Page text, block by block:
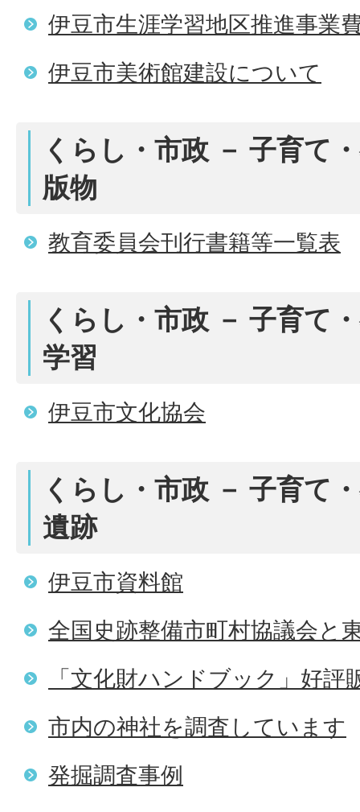
伊豆市生涯学習地区推進事業
伊豆市美術館建設について
くらし・市政 － 子育て
版物
教育委員会刊行書籍等一覧表
くらし・市政 － 子育て
学習
伊豆市文化協会
くらし・市政 － 子育て
遺跡
伊豆市資料館
全国史跡整備市町村協議会と
「文化財ハンドブック」好評
市内の神社を調査しています
発掘調査事例